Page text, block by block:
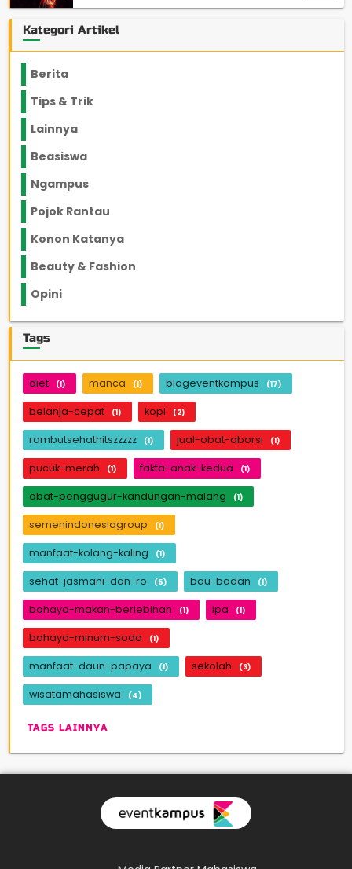
Kategori Artikel
Berita
Tips & Trik
Lainnya
Beasiswa
Ngampus
Pojok Rantau
Konon Katanya
Beauty & Fashion
Opini
Tags
diet (1) manca (1) blogeventkampus (17)
belanja-cepat (1) kopi (2)
rambutsehathitszzzzz (1) jual-obat-aborsi (1)
pucuk-merah (1) fakta-anak-kedua (1)
obat-penggugur-kandungan-malang (1)
semenindonesiagroup (1)
manfaat-kolang-kaling (1)
sehat-jasmani-dan-ro (5) bau-badan (1)
bahaya-makan-berlebihan (1) ipa (1)
bahaya-minum-soda (1)
manfaat-daun-papaya (1) sekolah (3)
wisatamahasiswa (4)
TAGS LAINNYA